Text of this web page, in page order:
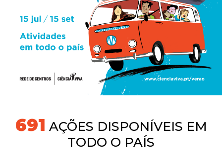
731 AÇÕES DISPONÍVEIS EM
TODO O PAÍS